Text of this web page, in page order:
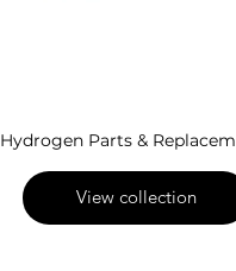
Hydrogen Parts &
View collection